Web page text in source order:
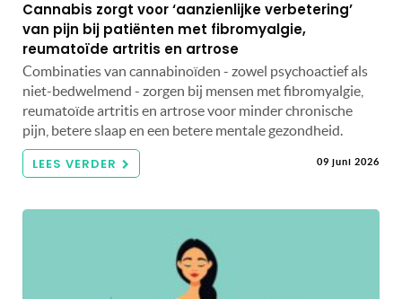
Cannabis zorgt voor ‘aanzienlijke verbetering’
van pijn bij patiënten met fibromyalgie,
reumatoïde artritis en artrose
Combinaties van cannabinoïden - zowel psychoactief als
niet-bedwelmend - zorgen bij mensen met fibromyalgie,
reumatoïde artritis en artrose voor minder chronische
pijn, betere slaap en een betere mentale gezondheid.
LEES VERDER 09 juni 2026